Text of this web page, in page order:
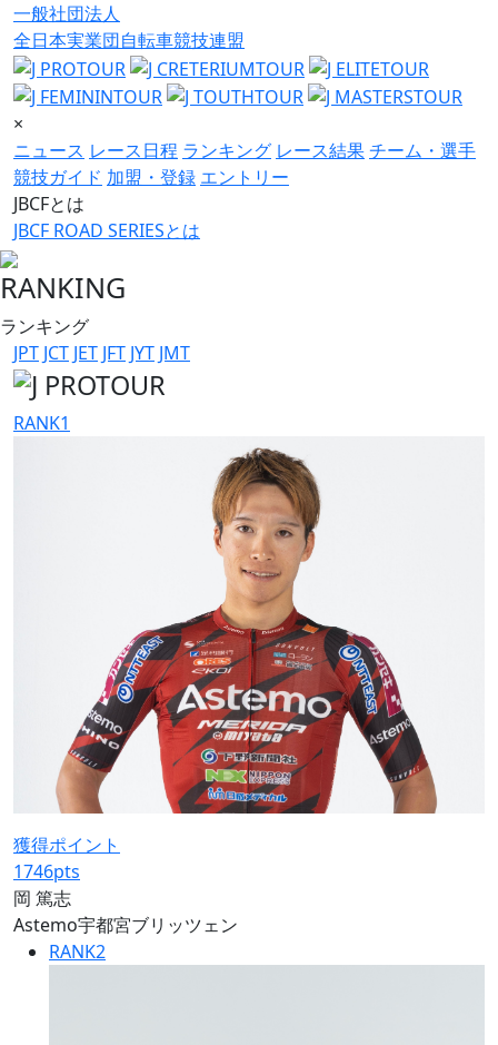
一般社団法人
全日本実業団自転車競技連盟
×
ニュース レース日程 ランキング レース結果チーム・選手
競技ガイド 加盟・登録 エントリー
JBCFとは
JBCF ROAD SERIESとは
RANKING
ランキング
JPT JCT JET JFT JYT JMT
RANK1
獲得ポイント
1746pts
岡 篤志
Astemo宇都宮ブリッツェン
RANK2